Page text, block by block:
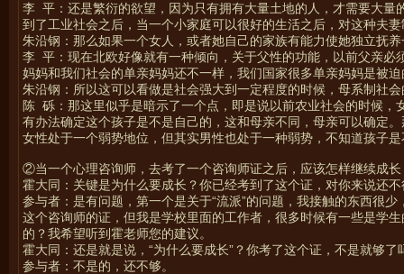
李 平：还是繁衍的欲望，因为只有拥有大量土地的人，才需要大
到了工业社会之后，当一个小家庭可以很好的生活之后，对这种夫
朱沿钢：那么如果一个女人，或者她自己的家族有能力使她独立抚
李 平：现在北欧好像就有一种倾向，关于父性的功能，以前父亲
妈妈和我们社会的单亲妈妈还不一样，我们国家很多单亲妈妈是被
朱沿钢：所以这可以看做是社会强大到一定程度的时候，母系制社
陈 砾：那这里似乎是暗示了一个点，即是说以前农业社会的时候
有办法确定这个孩子是不是自己的，这和母亲不同，母亲可以确定
女性处于一个弱势地位，但其实男性也处于一种弱势，不知道孩子
②当一个心理咨询师，去考了一个咨询师证之后，应该怎样继续成
霍大同：关键是为什么要成长？你已经考到了这个证，对你来说还
参与者：是有问题，第一个是关于“流派”的问题，我接触的东西很
这个咨询师的证，但我是学校里面的工作者，很多时候有一些是学
的？我希望听到霍老师您的建议。
霍大同：还是就是说，“为什么要成长”？你考了这个证，不是就够了
参与者：不是的，还不够。